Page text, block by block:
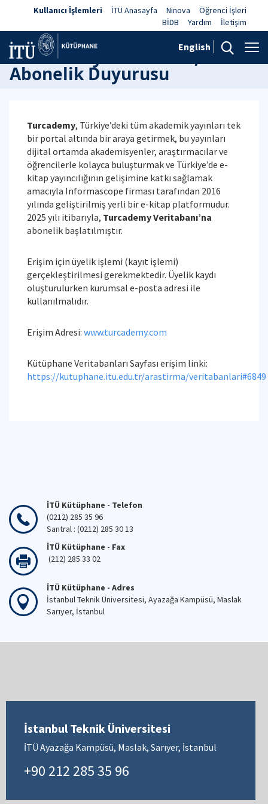
Kullanıcı İşlemleri İTÜ Anasayfa Ninova
Öğrenci İşleri
BİDB
Yardım İletişim
English
Turcademy Veritabanı, 2025
Abonelik Duyurusu
Turcademy, Türkiye’deki tüm akademik yayınları tek
bir portal altında bir araya getirmek, bu yayınları
dijital ortamda akademisyenler, araştırmacılar ve
öğrencilerle kolayca buluşturmak ve Türkiye’de e-
kitap yayıncılığının gelişimine katkı sağlamak
amacıyla Informascope firması tarafından 2016
yılında geliştirilmiş yerli bir e-kitap platformudur.
2025 yılı itibarıyla, Turcademy Veritabanı’na
abonelik başlatılmıştır.
Erişim için üyelik işlemi (kayıt işlemi)
gerçekleştirilmesi gerekmektedir. Üyelik kaydı
oluşturulurken kurumsal e-posta adresi ile
kullanılmalıdır.
Erişim Adresi: www.turcademy.com
Kütüphane Veritabanları Sayfası erişim linki:
https://kutuphane.itu.edu.tr/arastirma/veritabanlari#6849
İTÜ Kütüphane - Telefon
(0212) 285 35 96
Santral : (0212) 285 30 13
İTÜ Kütüphane - Fax
(212) 285 33 02
İTÜ Kütüphane - Adres
İstanbul Teknik Üniversitesi, Ayazağa Kampüsü, Maslak
Sarıyer, İstanbul
İstanbul Teknik Üniversitesi
İTÜ Ayazağa Kampüsü, Maslak, Sarıyer, İstanbul
+90 212 285 35 96